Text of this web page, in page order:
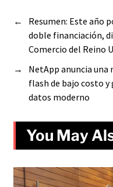
←
Resumen: Este año
doble financiación,
Comercio del Reino
→
NetApp anuncia una
flash de bajo costo y
datos moderno
You May